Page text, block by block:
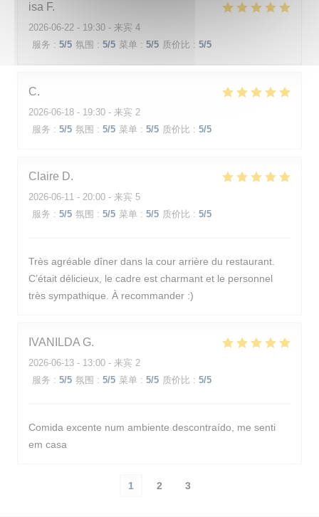
isa F
2026-06-22 - 19:30 - 来宾 4
服务 : 5/5 氛围 : 5/5 菜单 : 5/5 质价比 : 5/5
C
2026-06-18 - 19:30 - 来宾 2
服务 : 5/5 氛围 : 5/5 菜单 : 5/5 质价比 : 5/5
Claire D
2026-06-11 - 20:00 - 来宾 5
服务 : 5/5 氛围 : 5/5 菜单 : 5/5 质价比 : 5/5
Très agréable dîner dans la cour arrière du restaurant.
C’était délicieux, le cadre est charmant et le personnel
très sympathique. À recommander :)
IVANILDA G
2026-06-13 - 13:00 - 来宾 2
服务 : 5/5 氛围 : 5/5 菜单 : 5/5 质价比 : 5/5
Comida excente num ambiente descontraído, me senti
em casa
1 2 3